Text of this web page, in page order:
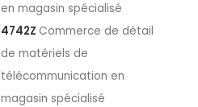
en magasin spécialisé
4742Z Commerce de détail
de matériels de
télécommunication en
magasin spécialisé